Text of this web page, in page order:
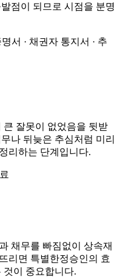
점이 되므로 시점을 분명
서 · 채권자 통지서 · 추
큰 잘못이 없었음을 뒷받
나 뒤늦은 추심처럼 미리
리하는 단계입니다.
채무를 빠짐없이 상속재
리면 특별한정승인의 효
것이 중요합니다.